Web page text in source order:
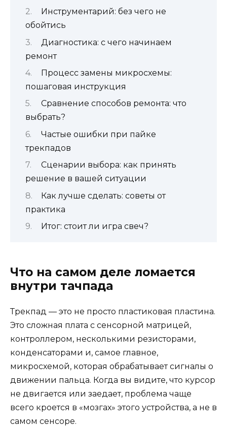
Инструментарий: без чего не
обойтись
Диагностика: с чего начинаем
ремонт
Процесс замены микросхемы:
пошаговая инструкция
Сравнение способов ремонта: что
выбрать?
Частые ошибки при пайке
трекпадов
Сценарии выбора: как принять
решение в вашей ситуации
Как лучше сделать: советы от
практика
Итог: стоит ли игра свеч?
Что на самом деле ломается
внутри тачпада
Трекпад — это не просто пластиковая пластина.
Это сложная плата с сенсорной матрицей,
контроллером, несколькими резисторами,
конденсаторами и, самое главное,
микросхемой, которая обрабатывает сигналы о
движении пальца. Когда вы видите, что курсор
не двигается или заедает, проблема чаще
всего кроется в «мозгах» этого устройства, а не в
самом сенсоре.